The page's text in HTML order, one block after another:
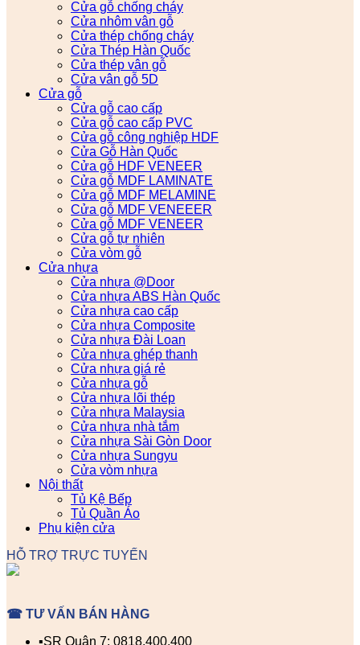
Cửa gỗ chống cháy
Cửa nhôm vân gỗ
Cửa thép chống cháy
Cửa Thép Hàn Quốc
Cửa thép vân gỗ
Cửa vân gỗ 5D
Cửa gỗ
Cửa gỗ cao cấp
Cửa gỗ cao cấp PVC
Cửa gỗ công nghiệp HDF
Cửa Gỗ Hàn Quốc
Cửa gỗ HDF VENEER
Cửa gỗ MDF LAMINATE
Cửa gỗ MDF MELAMINE
Cửa gỗ MDF VENEEER
Cửa gỗ MDF VENEER
Cửa gỗ tự nhiên
Cửa vòm gỗ
Cửa nhựa
Cửa nhựa @Door
Cửa nhựa ABS Hàn Quốc
Cửa nhựa cao cấp
Cửa nhựa Composite
Cửa nhựa Đài Loan
Cửa nhựa ghép thanh
Cửa nhựa giá rẻ
Cửa nhựa gỗ
Cửa nhựa lõi thép
Cửa nhựa Malaysia
Cửa nhựa nhà tắm
Cửa nhựa Sài Gòn Door
Cửa nhựa Sungyu
Cửa vòm nhựa
Nội thất
Tủ Kệ Bếp
Tủ Quần Áo
Phụ kiện cửa
HỖ TRỢ TRỰC TUYẾN
☎ TƯ VẤN BÁN HÀNG
▪️SR Quận 7: 0818.400.400